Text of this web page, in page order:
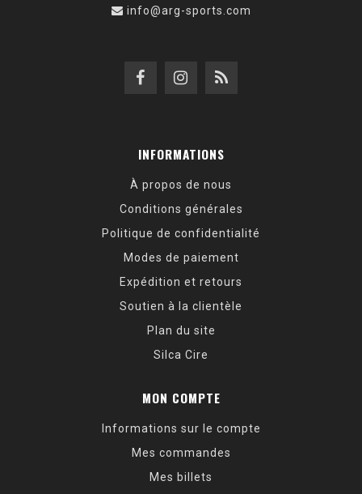
info@arg-sports.com
INFORMATIONS
À propos de nous
Conditions générales
Politique de confidentialité
Modes de paiement
Expédition et retours
Soutien à la clientèle
Plan du site
Silca Cire
MON COMPTE
Informations sur le compte
Mes commandes
Mes billets